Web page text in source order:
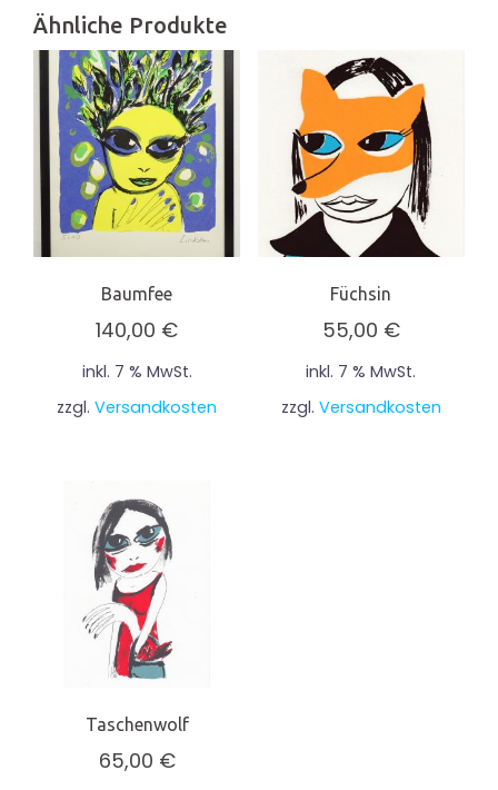
Ähnliche Produkte
Baumfee
140,00 €
inkl. 7 % MwSt.
zzgl.Versandkosten
Füchsin
55,00 €
inkl. 7 % MwSt.
zzgl. Versandkosten
Taschenwolf
65,00 €